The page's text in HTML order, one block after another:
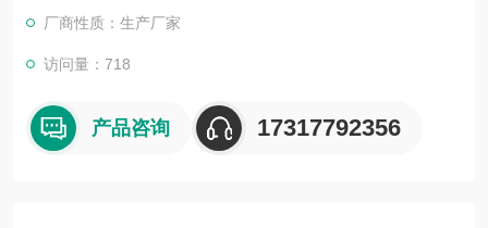
厂商性质：生产厂家
访问量：718
产品咨询 17317792356